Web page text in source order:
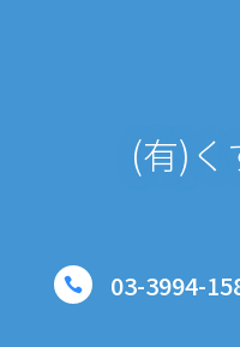
(有)
 03-3994-